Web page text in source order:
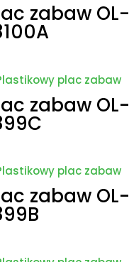
zabaw OL-
zabaw OL-
zabaw OL-